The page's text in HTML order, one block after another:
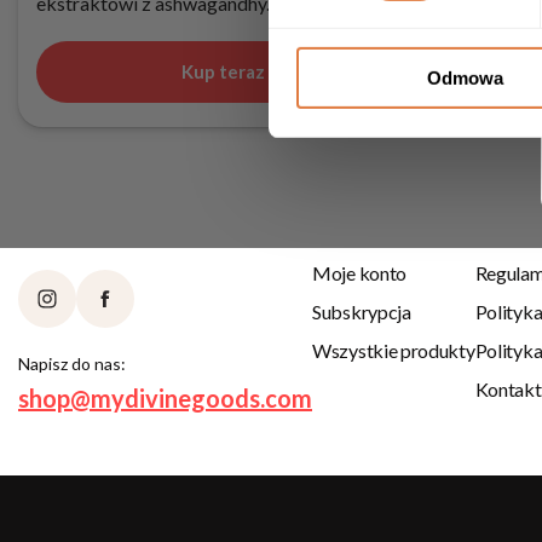
Odmowa
Kup teraz —
Napisz do nas:
shop@mydivinegoods.com
Moje konto
Subskrypcja
Wszystkie produkty
Kontakt